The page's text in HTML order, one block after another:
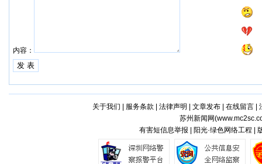
内容：
关于我们 服务条款 法律声明 文章发布| 在线留言|
苏州新闻网(
有害短信息举报 | 阳光·绿色网络工程 |